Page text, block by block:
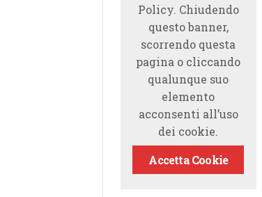
Policy. Chiudendo
questo banner,
scorrendo questa
pagina o cliccando
qualunque suo
elemento
acconsenti all’uso
dei cookie.
Accetta Cookie